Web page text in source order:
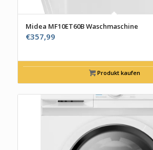
Midea MF10ET60B Waschmaschine
€357,99
Produkt kaufen